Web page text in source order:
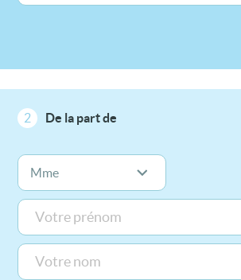
2 De la part de